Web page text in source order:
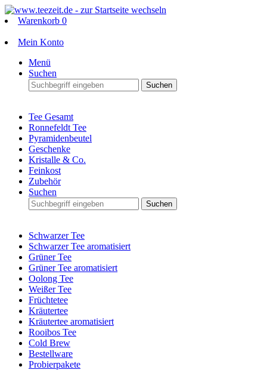
Warenkorb 0
Mein Konto
Menü
Suchen
Suchen
Tee Gesamt
Ronnefeldt Tee
Pyramidenbeutel
Geschenke
Kristalle & Co.
Feinkost
Zubehör
Suchen
Suchen
Schwarzer Tee
Schwarzer Tee aromatisiert
Grüner Tee
Grüner Tee aromatisiert
Oolong Tee
Weißer Tee
Früchtetee
Kräutertee
Kräutertee aromatisiert
Rooibos Tee
Cold Brew
Bestellware
Probierpakete